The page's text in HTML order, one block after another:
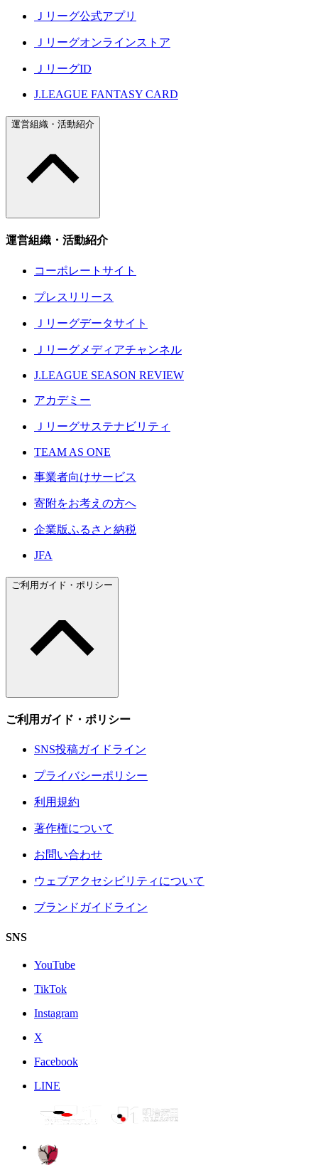
Ｊリーグ公式アプリ
Ｊリーグオンラインストア
ＪリーグID
J.LEAGUE FANTASY CARD
運営組織・活動紹介
運営組織・活動紹介
コーポレートサイト
プレスリリース
Ｊリーグデータサイト
Ｊリーグメディアチャンネル
J.LEAGUE SEASON REVIEW
アカデミー
Ｊリーグサステナビリティ
TEAM AS ONE
事業者向けサービス
寄附をお考えの方へ
企業版ふるさと納税
JFA
ご利用ガイド・ポリシー
ご利用ガイド・ポリシー
SNS投稿ガイドライン
プライバシーポリシー
利用規約
著作権について
お問い合わせ
ウェブアクセシビリティについて
ブランドガイドライン
SNS
YouTube
TikTok
Instagram
X
Facebook
LINE